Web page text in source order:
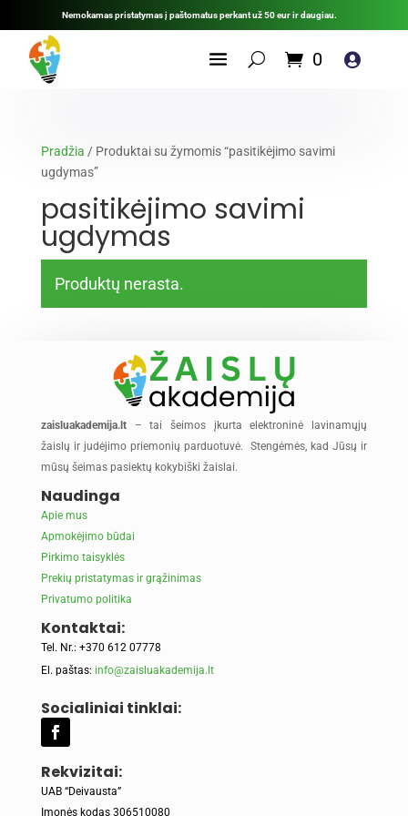
Nemokamas pristatymas į paštomatus perkant už 50 eur ir daugiau.
0 
Pradžia / Produktai su žymomis “pasitikėjimo savimi
ugdymas”
pasitikėjimo savimi
ugdymas
Produktų nerasta.
zaisluakademija.lt
– tai šeimos įkurta elektroninė lavinamųjų
žaislų ir judėjimo priemonių parduotuvė. Stengėmės, kad Jūsų ir
mūsų šeimas pasiektų kokybiški žaislai.
Naudinga
Apie mus
Apmokėjimo būdai
Pirkimo taisyklės
Prekių pristatymas ir grąžinimas
Privatumo politika
Kontaktai:
Tel. Nr.: +370 612 07778
El. paštas: info@zaisluakademija.lt
Socialiniai tinklai:
Rekvizitai:
UAB “Deivausta”
Įmonės kodas 306510080